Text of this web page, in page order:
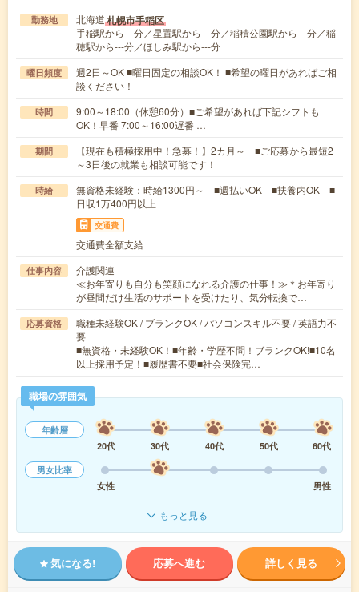
勤務地 北海道札幌市手稲区
手稲駅から---分／星置駅から---分／稲積公園駅から---分／稲
穂駅から---分／ほしみ駅から---分
曜日頻度
週2日～OK ■曜日固定の相談OK！ ■希望の曜日があればご相
談ください！
時間
9:00～18:00（休憩60分）■ご希望があれば下記シフトも
OK！早番 7:00～16:00遅番 …
期間
【現在も積極採用中！急募！】2カ月～ ■ご応募から最短2
～3日後の就業も相談可能です！
時給
無資格未経験：時給1300円～ ■週払いOK ■扶養内OK ■
日収1万400円以上
交通費
交通費全額支給
仕事内容
介護関連
≪お年寄りも自分も笑顔になれる介護の仕事！≫＊お年寄り
が昼間だけ生活のサポートを受けたり、気分転換で…
応募資格
職種未経験OK / ブランクOK / パソコンスキル不要 / 英語力不
要
■無資格・未経験OK！■年齢・学歴不問！ブランクOK!■10名
以上採用予定！■履歴書不要■社会保険完…
職場の雰囲気
年齢層
20代
30代 40代 50代
60代
男女比率
女性
男性
もっと見る
気になる! 応募へ進む 詳しく見る